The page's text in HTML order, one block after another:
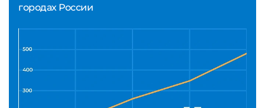
городах России